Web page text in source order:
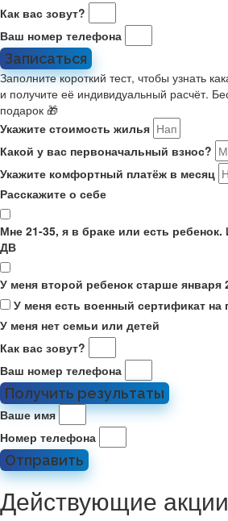
Как вас зовут?
Ваш номер телефона
Записаться
Заполните короткий тест, чтобы узнать
и получите её индивидуальный расчёт.
подарок 🎁
Укажите стоимость жилья
Какой у вас первоначальный взнос?
Укажите комфортный платёж в месяц
Расскажите о себе
Мне 21-35, я в браке или есть
ДВ
У меня второй ребенок старше января
У меня есть военный сертификат на
У меня нет семьи или детей
Как вас зовут?
Ваш номер телефона
Получить результаты
Ваше имя
Номер телефона
Отправить
Действующие акции